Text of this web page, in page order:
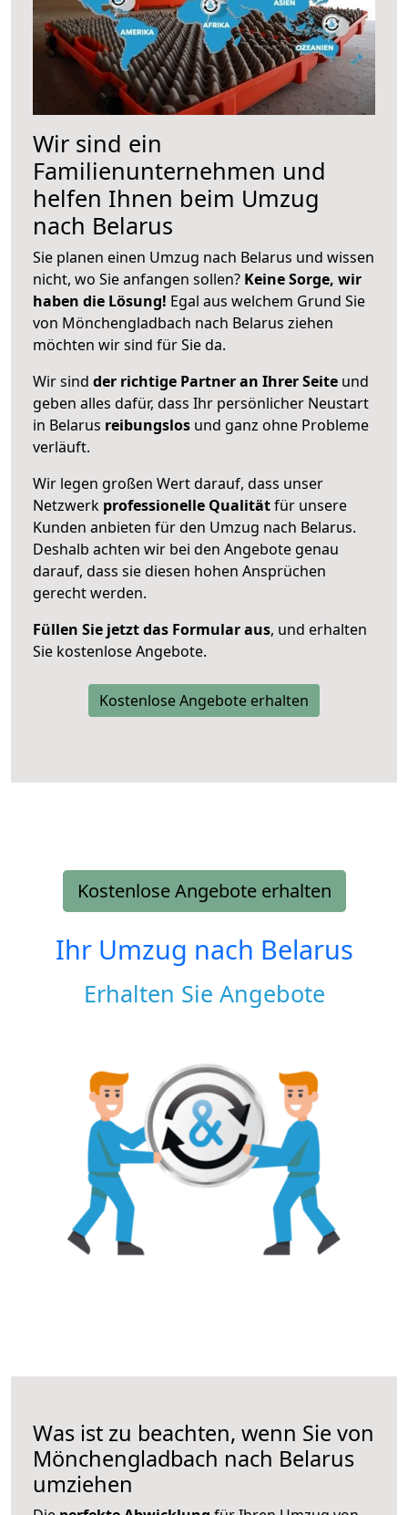
Wir sind ein
Familienunternehmen und
helfen Ihnen beim Umzug
nach Belarus
Sie planen einen Umzug nach Belarus und wissen
nicht, wo Sie anfangen sollen? Keine Sorge, wir
haben die Lösung! Egal aus welchem Grund Sie
von Mönchengladbach nach Belarus ziehen
möchten wir sind für Sie da.
Wir sind der richtige Partner an Ihrer Seite und
geben alles dafür, dass Ihr persönlicher Neustart
in Belarus reibungslos und ganz ohne Probleme
verläuft.
Wir legen großen Wert darauf, dass unser
Netzwerk professionelle Qualitätfür unsere
Kunden anbieten für den Umzug nach Belarus.
Deshalb achten wir bei den Angebote genau
darauf, dass sie diesen hohen Ansprüchen
gerecht werden.
Füllen Sie jetzt das Formular aus, und erhalten
Sie kostenlose Angebote.
Kostenlose Angebote erhalten
Kostenlose Angebote erhalten
Ihr Umzug nach Belarus
Erhalten Sie Angebote
Was ist zu beachten, wenn Sie von
Mönchengladbach nach Belarus
umziehen